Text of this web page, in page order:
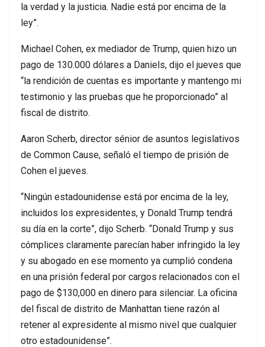
la verdad y la justicia. Nadie está por encima de la
ley”.
Michael Cohen, ex mediador de Trump, quien hizo un
pago de 130.000 dólares a Daniels, dijo el jueves que
“la rendición de cuentas es importante y mantengo mi
testimonio y las pruebas que he proporcionado” al
fiscal de distrito.
Aaron Scherb, director sénior de asuntos legislativos
de Common Cause, señaló el tiempo de prisión de
Cohen el jueves.
“Ningún estadounidense está por encima de la ley,
incluidos los expresidentes, y Donald Trump tendrá
su día en la corte”, dijo Scherb. “Donald Trump y sus
cómplices claramente parecían haber infringido la ley
y su abogado en ese momento ya cumplió condena
en una prisión federal por cargos relacionados con el
pago de $130,000 en dinero para silenciar. La oficina
del fiscal de distrito de Manhattan tiene razón al
retener al expresidente al mismo nivel que cualquier
otro estadounidense”.